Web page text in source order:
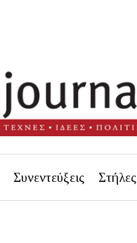
Συνεντεύξεις Στήλες